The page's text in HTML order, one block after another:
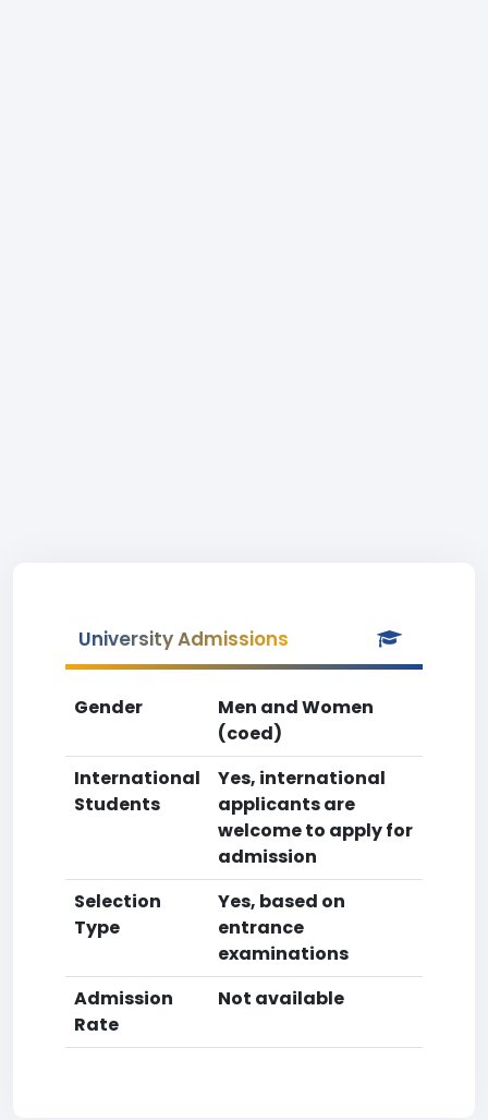
University Admissions
Gender
Men and Women
(coed)
International
Students
Yes, international
applicants are
welcome to apply for
admission
Selection
Type
Yes, based on
entrance
examinations
Admission
Rate
Not available